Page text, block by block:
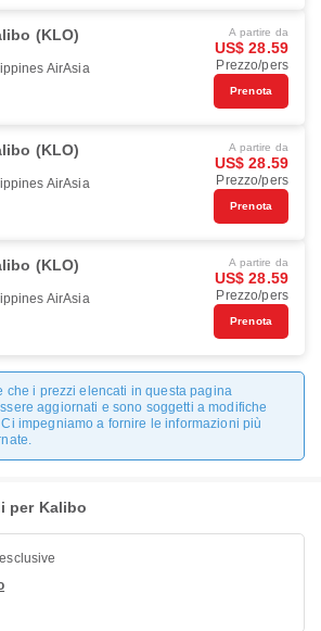
(KLO)
AirAsia
A partire da
US$ 28.59
Prezzo/pers
Prenota
(KLO)
AirAsia
A partire da
US$ 28.59
Prezzo/pers
Prenota
(KLO)
AirAsia
A partire da
US$ 28.59
Prezzo/pers
Prenota
che i prezzi elencati in questa pagina
aggiornati e sono soggetti a modifiche
impegniamo a fornire le informazioni più
per Kalibo